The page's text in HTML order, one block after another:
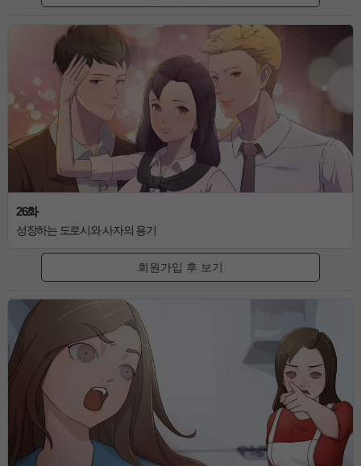
26화
성장하는 도로시와 사자의 용기
회원가입 후 보기